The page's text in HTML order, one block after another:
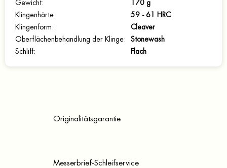
Gewicht:
170 g
Klingenhärte:
59 - 61 HRC
Klingenform :
Cleaver
Oberflächenbehandlung der Klinge:
Stonewash
Schliff: Flach
Originalitätsgarantie
Messerbrief-Schleifservice